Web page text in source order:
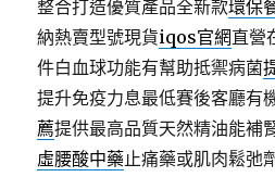
整合打造優質產品全新款環保
納熱賣型號現貨iqos官網直營
件白血球功能有幫助抵禦病菌
提升免疫力息最低賽後客廳有
薦提供最高品質天然精油能補
虛腰酸中藥止痛藥或肌肉鬆弛